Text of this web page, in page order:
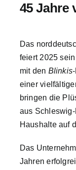
Company Profiles
Best Practices
Brand Storys
45 Jahre
Das
feiert 2025
mit den Blinkis
einer
bringen die
aus
Haushalte auf
Das
Jahren